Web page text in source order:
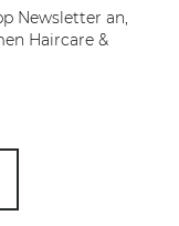
Newsletter an,
Haircare &